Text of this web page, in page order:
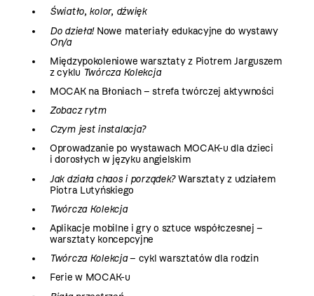
Światło, kolor, dźwięk
Do dzieła!Nowe materiały edukacyjne do wystawy
On/a
Międzypokoleniowe warsztaty z Piotrem Jarguszem
z cyklu Twórcza Kolekcja
MOCAK na Błoniach – strefa twórczej aktywności
Zobacz rytm
Czym jest instalacja?
Oprowadzanie po wystawach MOCAK-u dla dzieci
i dorosłych w języku angielskim
Jak działa chaos i porządek?Warsztaty z udziałem
Piotra Lutyńskiego
Twórcza Kolekcja
Aplikacje mobilne i gry o sztuce współczesnej –
warsztaty koncepcyjne
Twórcza Kolekcja– cykl warsztatów dla rodzin
Ferie w MOCAK-u